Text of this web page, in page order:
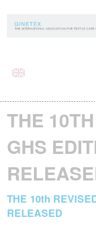
THE
GHS
THE 10th
RELEASED